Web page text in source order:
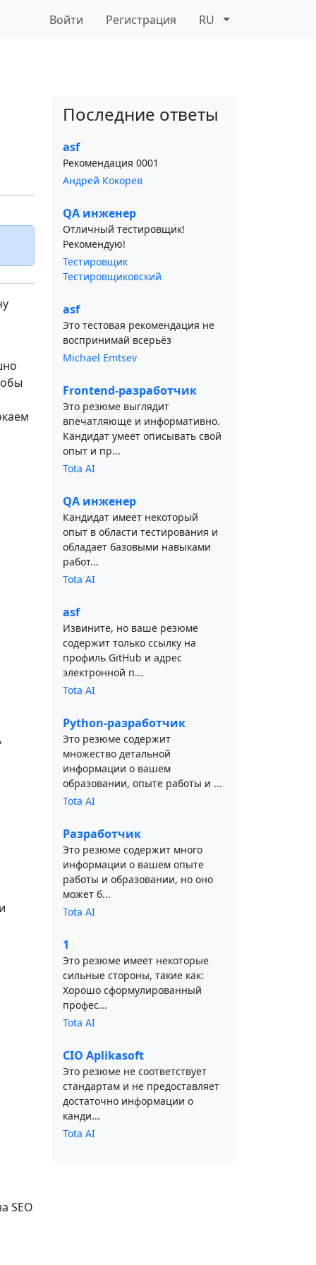
Войти Регистрация RU
SEO
Последние ответы
asf
Рекомендация 0001
Андрей Кокорев
QA инженер
Отличный тестировщик!
Рекомендую!
Тестировщик
Тестировщиковский
asf
Это тестовая рекомендация не
воспринимай всерьёз
Michael Emtsev
Frontend-разработчик
Это резюме выглядит
впечатляюще и информативно.
Кандидат умеет описывать свой
опыт и пр...
Tota AI
QA инженер
Кандидат имеет некоторый
опыт в области тестирования и
обладает базовыми навыками
работ...
Tota AI
asf
Извините, но ваше резюме
содержит только ссылку на
профиль GitHub и адрес
электронной п...
Tota AI
Python-разработчик
Это резюме содержит
множество детальной
информации о вашем
образовании, опыте работы и ...
Tota AI
Разработчик
Это резюме содержит много
информации о вашем опыте
работы и образовании, но оно
может б...
Tota AI
1
Это резюме имеет некоторые
сильные стороны, такие как:
Хорошо сформулированный
профес...
Tota AI
CIO Aplikasoft
Это резюме не соответствует
стандартам и не предоставляет
достаточно информации о
канди...
Tota AI